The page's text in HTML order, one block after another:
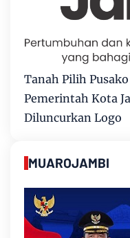
Tanah Pilih
Pemerintah Kota
Diluncurkan Logo
MUAROJAMBI